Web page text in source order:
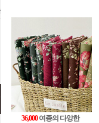
36,000여종의 다양한
찾기 +
0